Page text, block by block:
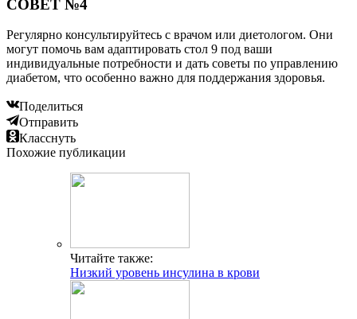
СОВЕТ №4
Регулярно консультируйтесь с врачом или диетологом. Они
могут помочь вам адаптировать стол 9 под ваши
индивидуальные потребности и дать советы по управлению
диабетом, что особенно важно для поддержания здоровья.
Поделиться
Отправить
Класснуть
Похожие публикации
Читайте также:
Низкий уровень инсулина в крови